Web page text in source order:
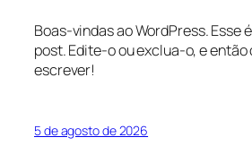
Boas-vindas ao WordPress. Esse
post. Edite-o ou exclua-o, e então
escrever!
5 de agosto de 2026